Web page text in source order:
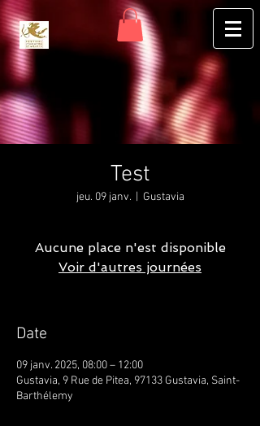
Test
jeu. 09 janv.
  |
Gustavia
Aucune place n'est disponible
Voir d'autres journées
Date
09 janv. 2025, 08:00 – 12:00
Gustavia, 9 Rue de Pitea, 97133 Gustavia, Saint-
Barthélemy